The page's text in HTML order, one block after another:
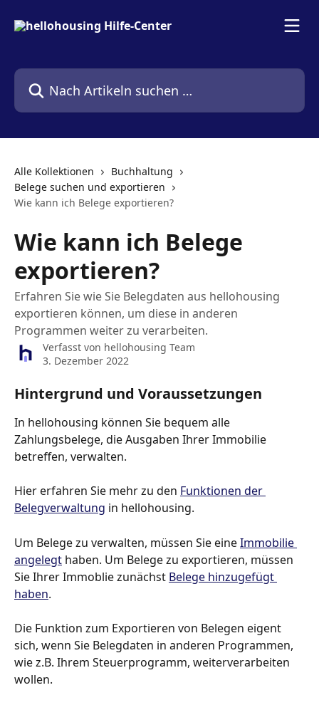
Nach Artikeln suchen …
Alle Kollektionen
Buchhaltung
Belege suchen und exportieren
Wie kann ich Belege exportieren?
Wie kann ich Belege
exportieren?
Erfahren Sie wie Sie Belegdaten aus hellohousing
exportieren können, um diese in anderen
Programmen weiter zu verarbeiten.
Verfasst von hellohousing Team
3. Dezember 2022
Hintergrund und Voraussetzungen
In hellohousing können Sie bequem alle
Zahlungsbelege, die Ausgaben Ihrer Immobilie
betreffen, verwalten.
Hier erfahren Sie mehr zu den Funktionen der
Belegverwaltung in hellohousing.
Um Belege zu verwalten, müssen Sie eine Immobilie
angelegt haben. Um Belege zu exportieren, müssen
Sie Ihrer Immoblie zunächst Belege hinzugefügt
haben.
Die Funktion zum Exportieren von Belegen eigent
sich, wenn Sie Belegdaten in anderen Programmen,
wie z.B. Ihrem Steuerprogramm, weiterverarbeiten
wollen.